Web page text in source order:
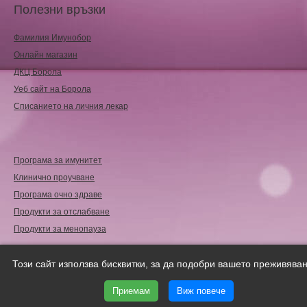
Полезни връзки
Фамилия Имунобор
Онлайн магазин
ДКЦ Борола
Уеб сайт на Борола
Списанието на личния лекар
Програма за имунитет
Клинично проучване
Програма очно здраве
Продукти за отслабване
Продукти за менопауза
Copyright © 2018 | Всички права запазени.
Този сайт използва бисквитки, за да подобри вашето
Приемам Виж повече